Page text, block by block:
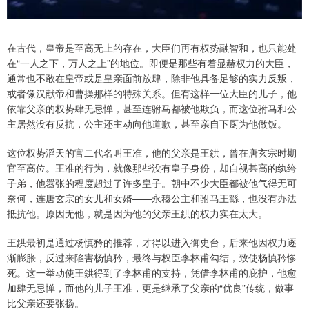
在古代，皇帝是至高无上的存在，大臣们再有权势融智和，也只能处
在“一人之下，万人之上”的地位。即便是那些有着显赫权力的大臣，
通常也不敢在皇帝或是皇亲面前放肆，除非他具备足够的实力反叛，
或者像汉献帝和曹操那样的特殊关系。但有这样一位大臣的儿子，他
依靠父亲的权势肆无忌惮，甚至连驸马都被他欺负，而这位驸马和公
主居然没有反抗，公主还主动向他道歉，甚至亲自下厨为他做饭。
这位权势滔天的官二代名叫王准，他的父亲是王鉷，曾在唐玄宗时期
官至高位。王准的行为，就像那些没有皇子身份，却自视甚高的纨绔
子弟，他嚣张的程度超过了许多皇子。朝中不少大臣都被他气得无可
奈何，连唐玄宗的女儿和女婿——永穆公主和驸马王繇，也没有办法
抵抗他。原因无他，就是因为他的父亲王鉷的权力实在太大。
王鉷最初是通过杨慎矜的推荐，才得以进入御史台，后来他因权力逐
渐膨胀，反过来陷害杨慎矜，最终与权臣李林甫勾结，致使杨慎矜惨
死。这一举动使王鉷得到了李林甫的支持，凭借李林甫的庇护，他愈
加肆无忌惮，而他的儿子王准，更是继承了父亲的“优良”传统，做事
比父亲还要张扬。